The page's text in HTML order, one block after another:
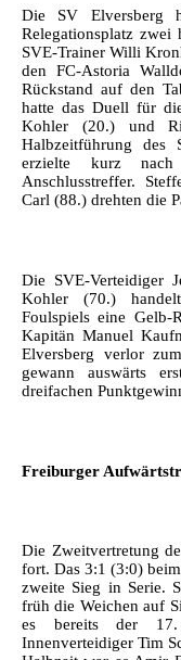
Die SV Elversberg
Relegationsplatz zwei
SVE-Trainer Willi
den FC-Astoria
Rückstand auf den
hatte das Duell für
Kohler (20.) und
Halbzeitführung des
erzielte kurz
Anschlusstreffer.
Carl (88.) drehten die
Die SVE-Verteidiger
Kohler (70.)
Foulspiels eine
Kapitän Manuel
Elversberg verlor
gewann auswärts
dreifachen
Freiburger
Die Zweitvertretung
fort. Das 3:1 (3:0)
zweite Sieg in Serie.
früh die Weichen auf
es bereits der
Innenverteidiger Tim